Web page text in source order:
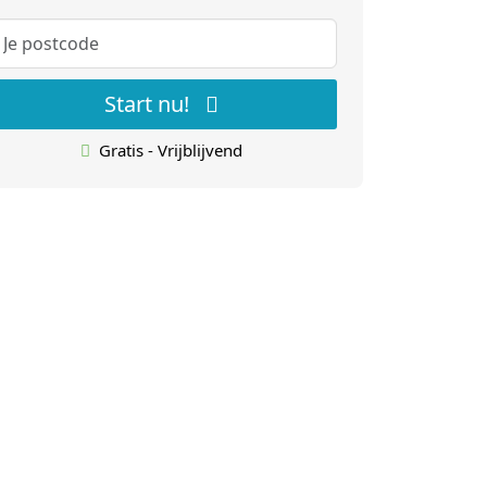
Start nu!
Gratis - Vrijblijvend